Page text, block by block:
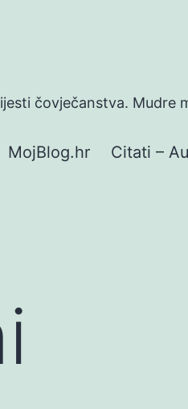
čovječanstva. Mudre
MojBlog.hr Citati –